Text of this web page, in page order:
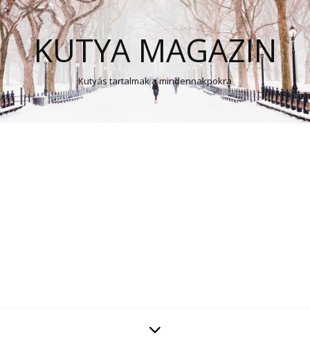
KUTYA MAGAZIN
Kutyás tartalmak a mindennakpokra